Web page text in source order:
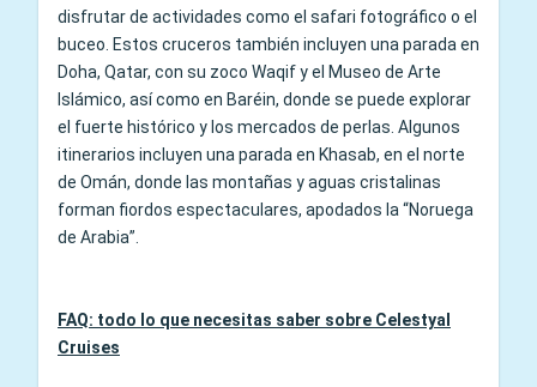
disfrutar de actividades como el safari fotográfico o el
buceo. Estos cruceros también incluyen una parada en
Doha, Qatar, con su zoco Waqif y el Museo de Arte
Islámico, así como en Baréin, donde se puede explorar
el fuerte histórico y los mercados de perlas. Algunos
itinerarios incluyen una parada en Khasab, en el norte
de Omán, donde las montañas y aguas cristalinas
forman fiordos espectaculares, apodados la “Noruega
de Arabia”.
FAQ: todo lo que necesitas saber sobre Celestyal
Cruises